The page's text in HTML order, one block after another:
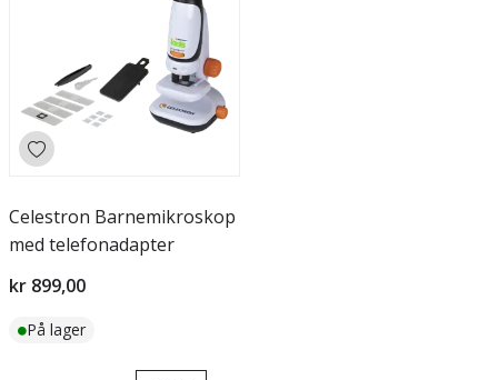
Celestron Barnemikroskop
med telefonadapter
kr 899,00
På lager